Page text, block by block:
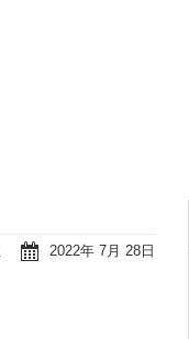
2022年 7月 28日